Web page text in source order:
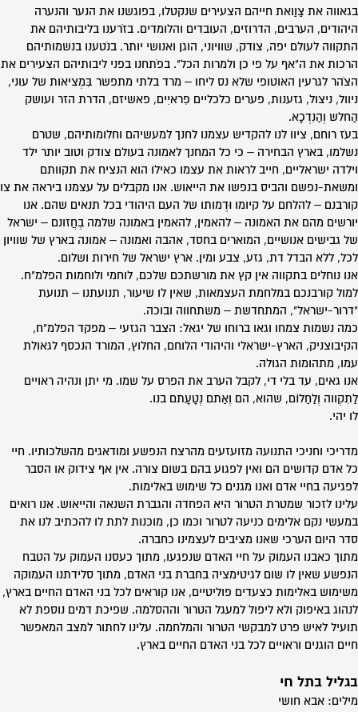
בגאווה את צַוַואת חייהם הצעירים שנקטלו, בפוגשנו את הנער והנערה
היהודים, הערבים, הדרוזים, העובדים והלומדים. בזֹרענו בליבותיהם את
התקווה לעולם יפה, צודק, שוויוני, הוגן ואנושי יותר. בנֹטענו בנשמותיהם
הרכות את ה"אף על פי כן ולמרות הכל". בפֹתחנו בפני ליבותיהם הצעירים את
הצֹהר לגרעין האוטופי שלא נס ליחו – מרד בלתי מתפשר בִּמְציאות של עוני,
ניוול, ניצול, גזענות, פערים כלכליים פִראיִים, פאשיזם, הדרת הזר ועושק
הַחלש וְהַנִדְכָא.
בעֹז רוחם, ציוו לנו להקדיש עצמנו לחנך למעשיהם וחלומותיהם, שטרם
נשלמו, בארץ הבחירה – כי כל המחנך לאמונה בעולם צודק וטוב יותר ילד
וילדה ישראליים, חייב לראות את עצמו כאילו הוא הנציח את תקוותם
ומשאת-נפשם והביס בנפשו את הייאוש. אנו מקבלים על עצמנו ביראה את צו
קורבנם – להלחם על קיומו וּדְמותו של העם היהודי בכל תנאים שהם. אנו
יורשים מהם את האמונה – להאמין, להאמין באמונה שלמה בְחֲזונם – ישראל
של גבישים אנושיים, המוארים בחסד, אהבה ואמונה – אמונה בארץ של שוויון
לכל, ללא הבדל דת, גזע, צבע ומין. ארץ ישראל של חירות ושלום.
אנו נוחלים בתקווה אין קץ את מורשתכם שלכם, לוחמי ולוחמות הפלמ"ח.
למול קורבנכם במלחמת העצמאות, שאין לו שיעור, תנועתנו – תנועת
"דרור-ישראל", המתחדשת – משתחווה ובוכה.
כמה נשמות צמחו וגאו ברוחו של יגאל: הצבר הגזעי – מפקד הפלמ"ח,
הקיבוצניק, הארץ-ישראלי והיהודי הלוחם, החלוץ, המורד הנכסף לגאולת
עמו, מתהומות הגולה.
אנו גאים, עד בלי די, לקבל הערב את הפרס על שמו. מי יתן ונהיה ראויים
לַתִקְווה וְלַחַלוֹם, שהוא, הם וְאַתם נְטָעָתם בנו.
לו יהי.
מדריכי וחניכי התנועה מזועזעים מהרצח הנפשע ומודאגים מהשלכותיו. חיי
כל אדם קדושים הם ואין לפגוע בהם בשום צורה. אין אף צידוק או הסבר
לפגיעה בחיי אדם ואנו מגנים כל שימוש באלימות.
עלינו לזכור שמטרת הטרור היא הפחדה והגברת השנאה והייאוש. אנו רואים
במעשי נקם אלימים כניעה לטרור וכמו כן, מוכנות לתת לו להכתיב לנו את
סדר היום הערכי שאנו מציבים לעצמינו כחברה.
מתוך כאבנו העמוק על חיי האדם שנפגעו, מתוך כעסנו העמוק על הטבח
הנפשע שאין לו שום לגיטימציה בחברת בני האדם, מתוך סלידתנו העמוקה
משימוש באלימות כצעדים פוליטיים, אנו קוראים לכל בני האדם החיים בארץ,
לנהוג באיפוק ולא ליפול למעגל הטרור וההסלמה. שפיכת דמים נוספת לא
תועיל לאיש פרט למבקשי הטרור והמלחמה. עלינו לחתור למצב המאפשר
חיים הוגנים וראויים לכל בני האדם החיים בארץ.
בגליל בתל חי
מילים: אבא חושי